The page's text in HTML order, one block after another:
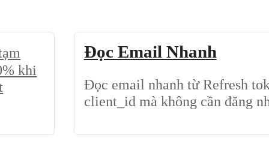
khi
Đọc Email Nhanh
Đọc email nhanh từ Refresh
client_id mà không cần đăng